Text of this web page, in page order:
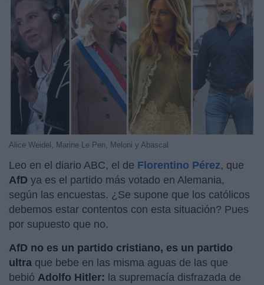
Alice Weidel, Marine Le Pen, Meloni y Abascal
Leo en el diario ABC, el de Florentino Pérez, que
AfD ya es el partido más votado en Alemania,
según las encuestas. ¿Se supone que los católicos
debemos estar contentos con esta situación? Pues
por supuesto que no.
AfD no es un partido cristiano, es un partido
ultra que bebe en las misma aguas de las que
bebió Adolfo Hitler: la supremacía disfrazada de